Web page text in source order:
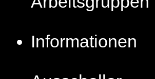
Informationen